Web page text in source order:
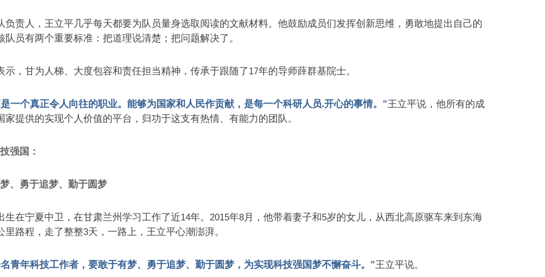
负责人，王立平几乎每天都要为队员量身选取阅读的文献材料。他鼓励成员们发挥创新思维，勇敢地提出自己的
队员有两个重要标准：把道理说清楚；把问题解决了。
示，甘为人梯、大度包容和责任担当精神，传承于跟随了17年的导师薛群基院士。
一个真正令人向往的职业。能够为国家和人民作贡献，是每一个科研人员.开心的事情。 ”王立平说，他所有的成
家提供的实现个人价值的平台，归功于这支有热情、有能力的团队。
强国：
、勇于追梦、勤于圆梦
生在宁夏中卫，在甘肃兰州学习工作了近14年。 2015年8月，他带着妻子和5岁的女儿，从西北高原驱车来到东海
里路程，走了整整3天，一路上，王立平心潮澎湃。
青年科技工作者，要敢于有梦、勇于追梦、勤于圆梦，为实现科技强国梦不懈奋斗。 ”王立平说。